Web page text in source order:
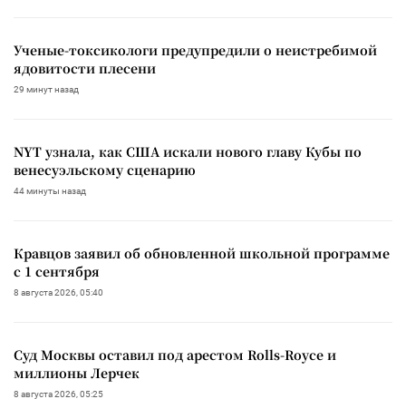
Ученые-токсикологи предупредили о неистребимой
ядовитости плесени
29 минут назад
NYT узнала, как США искали нового главу Кубы по
венесуэльскому сценарию
44 минуты назад
Кравцов заявил об обновленной школьной программе
с 1 сентября
8 августа 2026, 05:40
Суд Москвы оставил под арестом Rolls-Royce и
миллионы Лерчек
8 августа 2026, 05:25